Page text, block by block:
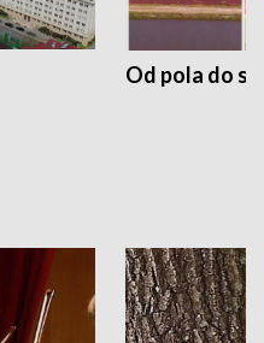
Od pola do